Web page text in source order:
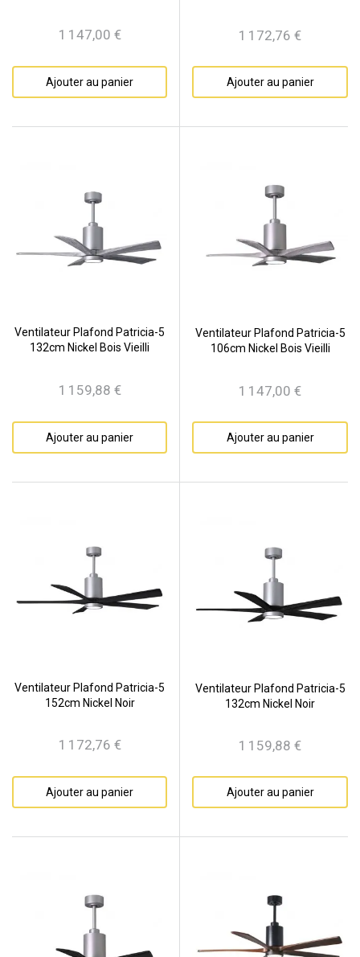
Prix
1 147,00 €
Ajouter au panier
Prix
1 172,76 €
Ajouter au panier
Ventilateur Plafond Patricia-5
132cm Nickel Bois Vieilli
Prix
1 159,88 €
Ajouter au panier
Ventilateur Plafond Patricia-5
106cm Nickel Bois Vieilli
Prix
1 147,00 €
Ajouter au panier
Ventilateur Plafond Patricia-5
152cm Nickel Noir
Prix
1 172,76 €
Ajouter au panier
Ventilateur Plafond Patricia-5
132cm Nickel Noir
Prix
1 159,88 €
Ajouter au panier